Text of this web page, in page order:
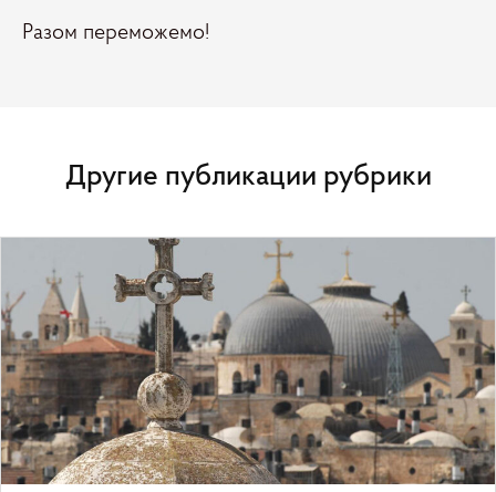
Разом переможемо!
Другие публикации рубрики